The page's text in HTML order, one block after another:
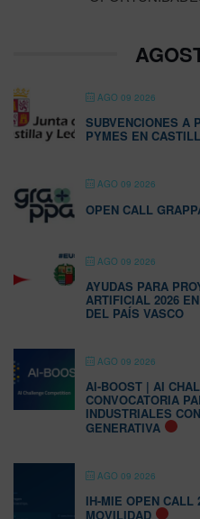
AGO 09 2026
SUBVENCIONES A
PYMES EN
AGO 09 2026
OPEN CALL
AGO 09 2026
AYUDAS PARA
ARTIFICIAL 2026
DEL PAÍS VASCO
AGO 09 2026
AI-BOOST | AI
CONVOCATORIA
INDUSTRIALES
GENERATIVA
AGO 09 2026
IH-MIE OPEN CALL
MOVILIDAD